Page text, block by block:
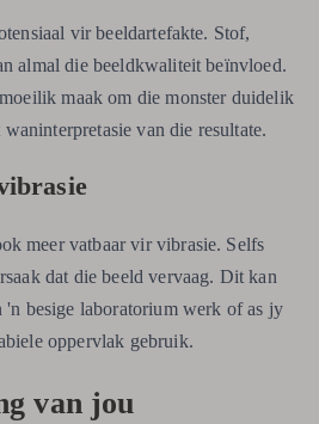
vir beeldartefakte. Stof,
almal die beeldkwaliteit beïnvloed.
maak om die monster duidelik
van die resultate.
meer vatbaar vir vibrasie. Selfs
dat die beeld vervaag. Dit kan
'n besige laboratorium werk of as jy
oppervlak gebruik.
van jou